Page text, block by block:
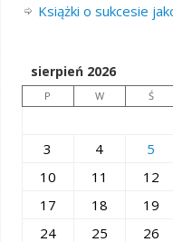
Książki o sukcesie
sierpień 2026
P W Ś
3
4 5
10
11 12
17
18 19
24
25 26